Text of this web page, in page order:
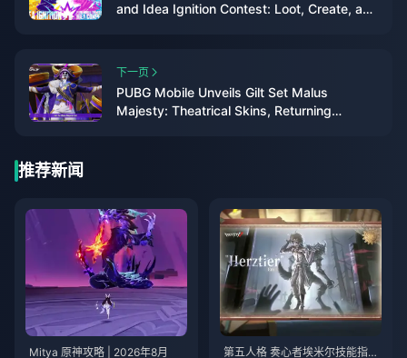
and Idea Ignition Contest: Loot, Create, and
下一页
PUBG Mobile Unveils Gilt Set Malus
Majesty: Theatrical Skins, Returning
推荐新闻
Mitya 原神攻略 | 2026年8月
第五人格 奏心者埃米尔技能指南